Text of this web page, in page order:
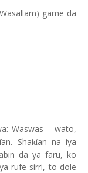
game da
Waswas – wato,
an. Shaiɗan na iya
da ya faru, ko
rufe sirri, to dole